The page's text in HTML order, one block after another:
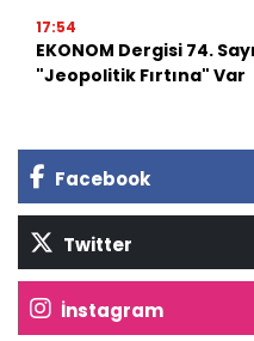
17:54
EKONOM Dergisi 74.
"Jeopolitik Fırtına" Var
Facebook
Twitter
İnstagram